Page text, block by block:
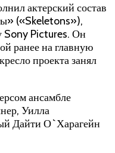
актерский состав
(«Skeletons»),
Sony Pictures. Он
ранее на главную
проекта занял
ансамбле
Уилла
Дайти О`Харагейн